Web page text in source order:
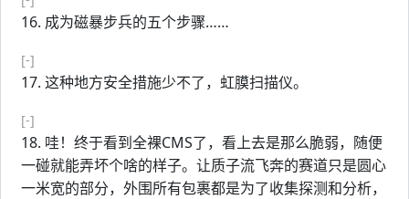
16. 成为磁暴步兵的五个步骤……
[-]
17. 这种地方安全措施少不了，虹膜扫描仪。
[-]
18. 哇！终于看到全裸CMS了，看上去是那么脆弱，随便
一碰就能弄坏个啥的样子。让质子流飞奔的赛道只是圆心
一米宽的部分，外围所有包裹都是为了收集探测和分析，